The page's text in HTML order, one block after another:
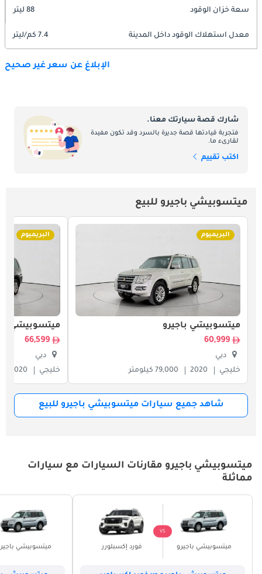
سعة خزان الوقود 88 ليتر
معدل استهلاك الوقود داخل المدينة 7.4 كم/ليتر
الإبلاغ عن سعر غير صحيح
شارك قصة سيارتك معنا.
فتجربة قيادتها قصة جديرة بالسرد وقد تكون مفيدة
لقارىء ما.
اكتب تقييم
ميتسوبيشي باجيرو للبيع
البريميوم
ميتسوبيشي باجيرو
60,999
دبي
خليجي
2020 79,000 كيلومتر
البريميوم
ميتسوبيشي
66,599
دبي
خليجي
2020
شاهد جميع سيارات ميتسوبيشي باجيرو للبيع
ميتسوبيشي باجيرو مقارنات السيارات مع سيارات
مماثلة
ميتسوبيشي باجيرو
VS
فورد إكسبلورر ميتسوبيشي